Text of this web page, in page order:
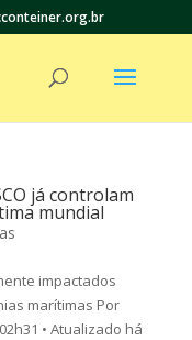
já controlam
mundial
impactados
marítimas Por
• Atualizado há